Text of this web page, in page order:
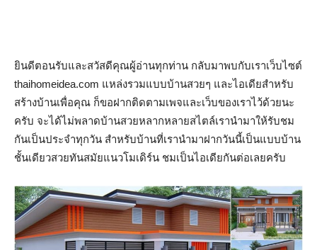
ยินดีตอนรับและสวัสดีคุณผู้อ่านทุกท่าน กลับมาพบกับเราเว็บไซต์
thaihomeidea.com แหล่งรวมแบบบ้านสวยๆ และไอเดียสำหรับ
สร้างบ้านเพื่อคุณ ก็ขอฝากติดตามเพจและเว็บของเราไว้ด้วยนะ
ครับ จะได้ไม่พลาดบ้านสวยหลากหลายสไตล์เรานำมาให้รับชม
กันเป็นประจำทุกวัน สำหรับบ้านที่เรานำมาฝากวันนี้เป็นแบบบ้าน
ชั้นเดียวสวยทันสมัยแนวโมเดิร์น ชมเป็นไอเดียกันต่อเลยครับ